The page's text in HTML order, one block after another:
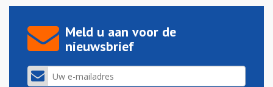
Meld u aan voor de
nieuwsbrief